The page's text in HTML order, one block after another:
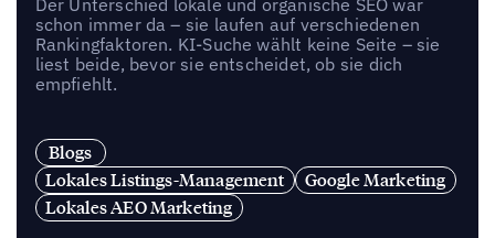
Der Unterschied lokale und organische SEO war
schon immer da – sie laufen auf verschiedenen
Rankingfaktoren. KI-Suche wählt keine Seite – sie
liest beide, bevor sie entscheidet, ob sie dich
empfiehlt.
Blogs
Lokales Listings-Management
Google Marketing
Lokales AEO Marketing